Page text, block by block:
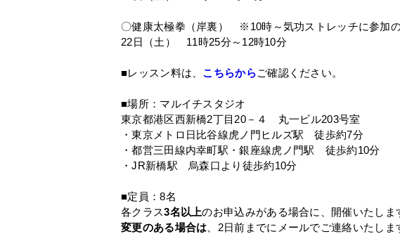
〇健康太極拳（岸裏） ※10時～気功ストレッチに参加の
22日（土） 11時25分～12時10分
■レッスン料は、 こちらからご確認ください。
■場所：マルイチスタジオ
東京都港区西新橋2丁目20－４ 丸一ビル203号室
・東京メトロ日比谷線虎ノ門ヒルズ駅 徒歩約7分
・都営三田線内幸町駅・銀座線虎ノ門駅 徒歩約10分
・JR新橋駅 烏森口より徒歩約10分
■定員：8名
各クラス3名以上のお申込みがある場合に、開催いたしま
変更のある場合は 、2日前までにメールでご連絡いたしま